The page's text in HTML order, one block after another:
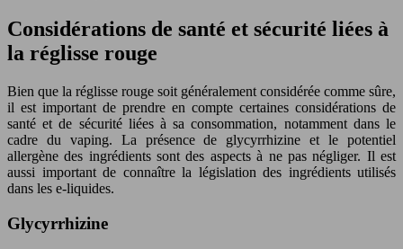
Considérations de santé et sécurité liées à
la réglisse rouge
Bien que la réglisse rouge soit généralement considérée comme sûre,
il est important de prendre en compte certaines considérations de
santé et de sécurité liées à sa consommation, notamment dans le
cadre du vaping. La présence de glycyrrhizine et le potentiel
allergène des ingrédients sont des aspects à ne pas négliger. Il est
aussi important de connaître la législation des ingrédients utilisés
dans les e-liquides.
Glycyrrhizine